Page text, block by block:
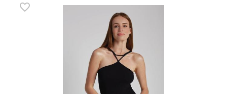
favorite_border